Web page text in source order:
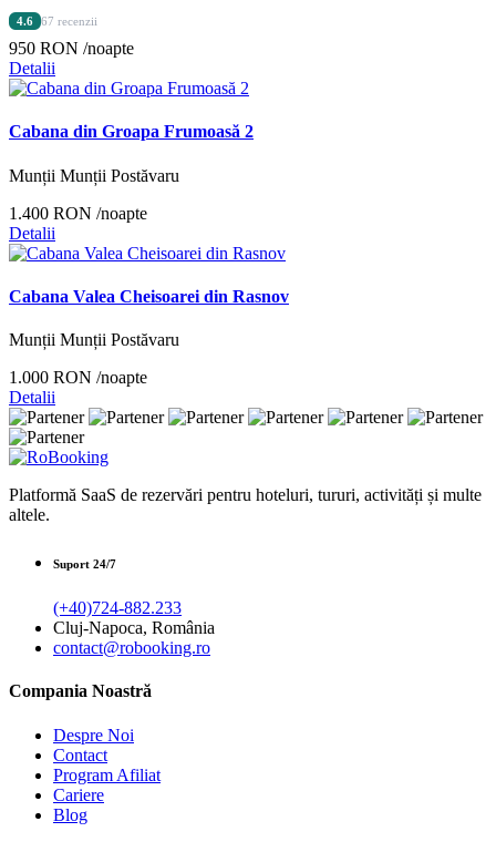
4.6 67 recenzii
950 RON /noapte
Detalii
Cabana din Groapa Frumoasă 2
Munții Munții Postăvaru
1.400 RON /noapte
Detalii
Cabana Valea Cheisoarei din Rasnov
Munții Munții Postăvaru
1.000 RON /noapte
Detalii
Platformă SaaS de rezervări pentru hoteluri, tururi, activități și multe
altele.
Suport 24/7
(+40)724-882.233
Cluj-Napoca, România
contact@robooking.ro
Compania Noastră
Despre Noi
Contact
Program Afiliat
Cariere
Blog